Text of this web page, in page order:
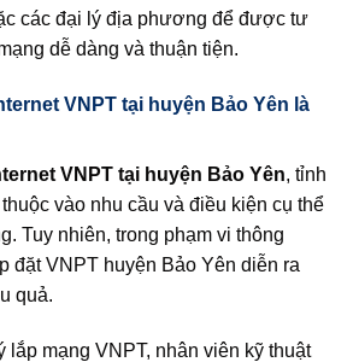
các đại lý địa phương để được tư
dễ dàng và thuận tiện.
VNPT tại huyện Bảo Yên là
VNPT tại huyện Bảo Yên, tỉnh
vào nhu cầu và điều kiện cụ thể
Tuy nhiên, trong phạm vi thông
đặt VNPT huyện Bảo Yên diễn ra
quả.
lắp mạng VNPT, nhân viên kỹ thuật